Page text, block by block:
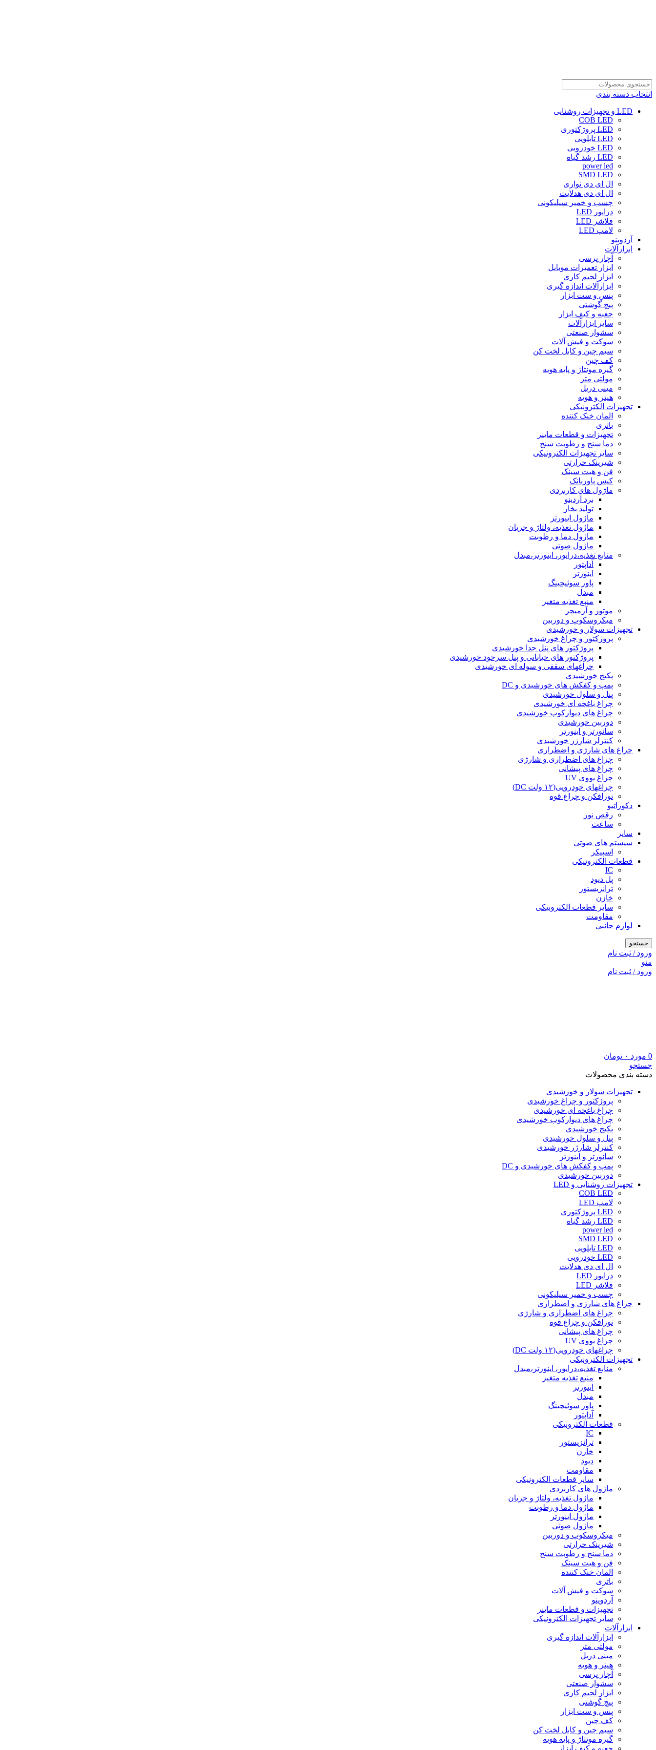
انتخاب دسته بندی
LED و تجهیزات روشنایی
COB LED
LED پروژکتوری
LED تابلویی
LED خودرویی
LED رشد گیاه
power led
SMD LED
ال ای دی نواری
ال ای دی هدلایت
چسب و خمیر سیلیکونی
درایور LED
فلاشر LED
لامپ LED
آردوینو
ابزارآلات
آچار پرسی
ابزار تعمیرات موبایل
ابزار لحیم کاری
ابزارآلات اندازه گیری
پنس و ست ابزار
پیچ گوشتی
جعبه و کیف ابزار
سایر ابزارآلات
سشوار صنعتی
سوکت و فیش آلات
سیم چین و کابل لخت کن
کف چین
گیره مونتاژ و پایه هویه
مولتی متر
مینی دریل
هیتر و هویه
تجهیزات الکترونیکی
المان خنک کننده
باتری
تجهیزات و قطعات ماینر
دما سنج و رطوبت سنج
سایر تجهیزات الکترونیکی
شیرینک حرارتی
فن و هیت سینک
کیس پاوربانک
ماژول های کاربردی
برد آردینو
تولید بخار
ماژول اینورتر
ماژول تغذیه، ولتاژ و جریان
ماژول دما و رطوبت
ماژول صوتی
منابع تغذیه،درایور، اینورتر،مبدل
آداپتور
اینورتر
پاور سوئیچینگ
مبدل
منبع تغذیه متغیر
موتور و آرمیچر
میکروسکوپ و دوربین
تجهیزات سولار و خورشیدی
پروژکتور و چراغ خورشیدی
پروژکتور های پنل جدا خورشیدی
پروژکتور های خیابانی و پنل سرخود خورشیدی
چراغهای سقفی و سوله ای خورشیدی
پکیج خورشیدی
پمپ و کفکش های خورشیدی و DC
پنل و سلول خورشیدی
چراغ باغچه ای خورشیدی
چراغ های دیوارکوب خورشیدی
دوربین خورشیدی
سانورتر و اینورتر
کنترلر شارژر خورشیدی
چراغ های شارژی و اضطراری
چراغ های اضطراری و شارژی
چراغ های پیشانی
چراغ یووی UV
چراغهای خودرویی(۱۲ ولت DC)
نورافکن و چراغ قوه
دکوراتیو
رقص نور
ساعت
سایر
سیستم های صوتی
اسپیکر
قطعات الکترونیکی
IC
پل دیود
ترانزیستور
خازن
سایر قطعات الکترونیکی
مقاومت
لوازم جانبی
جستجو
ورود / ثبت نام
منو
ورود / ثبت نام
0 مورد ۰ تومان
جستجو
دسته بندی محصولات
تجهیزات سولار و خورشیدی
پروژکتور و چراغ خورشیدی
چراغ باغچه ای خورشیدی
چراغ های دیوارکوب خورشیدی
پکیج خورشیدی
پنل و سلول خورشیدی
کنترلر شارژر خورشیدی
سانورتر و اینورتر
پمپ و کفکش های خورشیدی و DC
دوربین خورشیدی
تجهیزات روشنایی و LED
COB LED
لامپ LED
LED پروژکتوری
LED رشد گیاه
power led
SMD LED
LED تابلویی
LED خودرویی
ال ای دی هدلایت
درایور LED
فلاشر LED
چسب و خمیر سیلیکونی
چراغ های شارژی و اضطراری
چراغ های اضطراری و شارژی
نورافکن و چراغ قوه
چراغ های پیشانی
چراغ یووی UV
چراغهای خودرویی(۱۲ ولت DC)
تجهیزات الکترونیکی
منابع تغذیه،درایور، اینورتر،مبدل
منبع تغذیه متغیر
اینورتر
مبدل
پاور سوئیچینگ
آداپتور
قطعات الکترونیکی
IC
ترانزیستور
خازن
دیود
مقاومت
سایر قطعات الکترونیکی
ماژول های کاربردی
ماژول تغذیه، ولتاژ و جریان
ماژول دما و رطوبت
ماژول اینورتر
ماژول صوتی
میکروسکوپ و دوربین
شیرینک حرارتی
دما سنج و رطوبت سنج
فن و هیت سینک
المان خنک کننده
باتری
سوکت و فیش آلات
آردوینو
تجهیزات و قطعات ماینر
سایر تجهیزات الکترونیکی
ابزارآلات
ابزارآلات اندازه گیری
مولتی متر
مینی دریل
هیتر و هویه
آچار پرسی
سشوار صنعتی
ابزار لحیم کاری
پیچ گوشتی
پنس و ست ابزار
کف چین
سیم چین و کابل لخت کن
گیره مونتاژ و پایه هویه
جعبه و کیف ابزار